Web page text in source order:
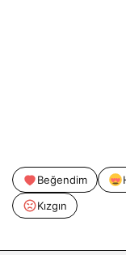
Beğendim
Kızgın